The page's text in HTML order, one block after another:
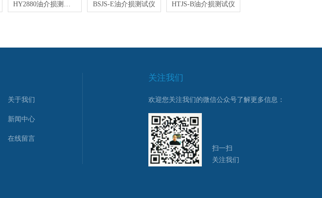
HY2880油介损测试仪 BSJS-E油介损测试仪 HTJS-B油介损测试仪
关于我们
新闻中心
在线留言
关注我们
欢迎您关注我们的微信公众号了解更多信息：
扫一扫
关注我们